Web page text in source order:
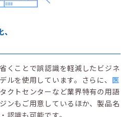
くことで誤認識を軽減したビジネ
ルを使用しています。さらに、 医
クトセンターなど業界特有の用語
ンもご用意しているほか、製品名
認識も可能です。